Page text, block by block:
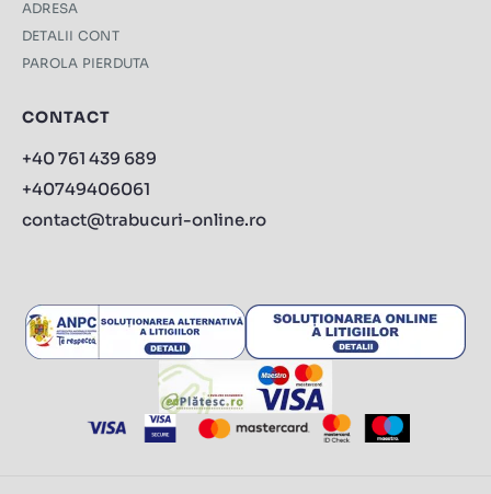
ADRESA
DETALII CONT
PAROLA PIERDUTA
CONTACT
+40 761 439 689
+40749406061
contact@trabucuri-online.ro